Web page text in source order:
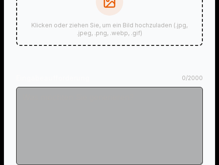
Klicken oder ziehen Sie, um ein Bild hochzuladen (.jpg,
.jpeg, .png, .webp, .gif)
0/2000